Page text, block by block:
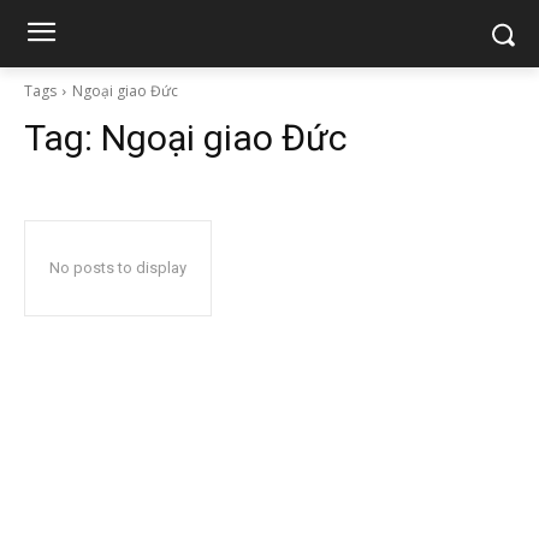
Tags Ngoại giao Đức
Tag: Ngoại giao Đức
No posts to display